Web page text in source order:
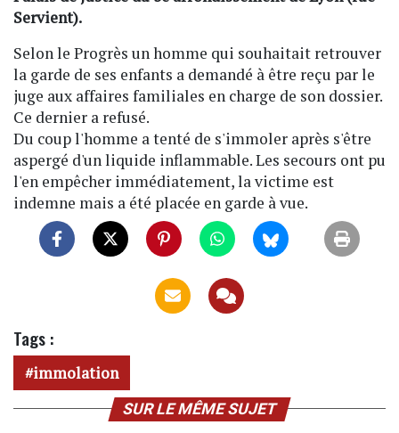
Servient).
Selon le Progrès un homme qui souhaitait retrouver
la garde de ses enfants a demandé à être reçu par le
juge aux affaires familiales en charge de son dossier.
Ce dernier a refusé.
Du coup l'homme a tenté de s'immoler après s'être
aspergé d'un liquide inflammable. Les secours ont pu
l'en empêcher immédiatement, la victime est
indemne mais a été placée en garde à vue.
Tags :
immolation
SUR LE MÊME SUJET